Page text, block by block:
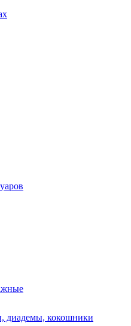
диадемы, кокошники